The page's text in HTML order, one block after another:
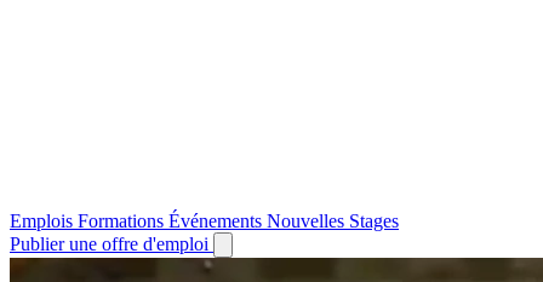
Emplois Formations Événements Nouvelles Stages
Publier une offre d'emploi